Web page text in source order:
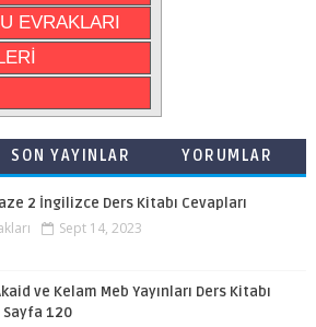
EVRAKLARI
SON YAYINLAR YORUMLAR
2 İngilizce Ders Kitabı Cevapları
Sept 14, 2023
ve Kelam Meb Yayınları Ders Kitabı
Sayfa 120